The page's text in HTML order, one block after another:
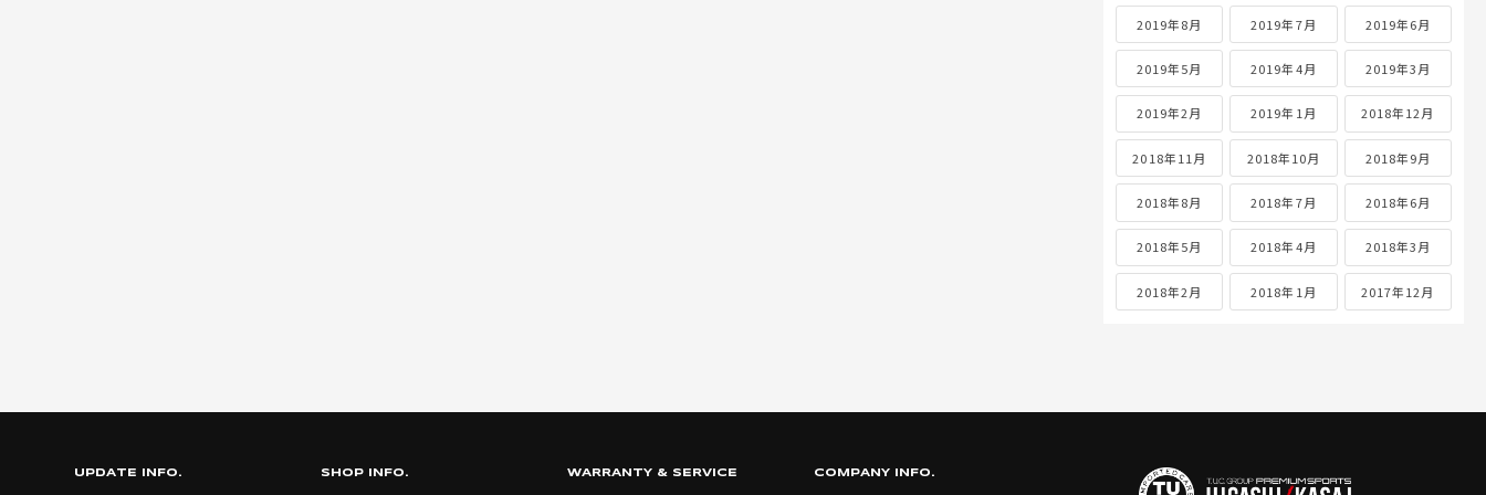
2019年8月 2019年7月 2019年6月
2019年5月 2019年4月 2019年3月
2019年2月 2019年1月 2018年12月
2018年11月 2018年10月 2018年9月
2018年8月 2018年7月 2018年6月
2018年5月 2018年4月 2018年3月
2018年2月 2018年1月 2017年12月
UPDATE INFO. SHOP INFO. WARRANTY & SERVICE COMPANY INFO.